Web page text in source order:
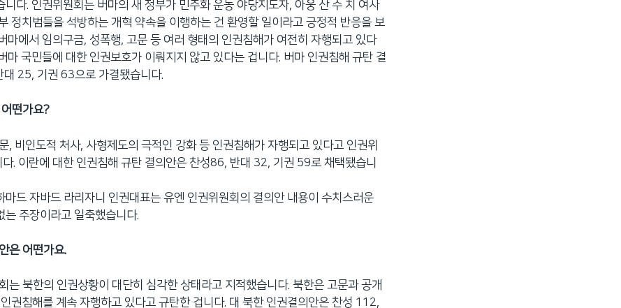
니다. 인권위원회는 버마의 새 정부가 민주화 운동 야당지도자, 아웅 산 수 치 여사
정치범들을 석방하는 개혁 약속을 이행하는 건 환영할 일이라고 긍정적 반응을 보
마에서 임의구금, 성폭행, 고문 등 여러 형태의 인권침해가 여전히 자행되고 있다
마 국민들에 대한 인권보호가 이뤄지지 않고 있다는 겁니다. 버마 인권침해 규탄 결
대 25, 기권 63으로 가결됐습니다.
떤가요?
, 비인도적 처사, 사형제도의 극적인 강화 등 인권침해가 자행되고 있다고 인권위
. 이란에 대한 인권침해 규탄 결의안은 찬성86, 반대 32, 기권 59로 채택됐습니
마드 자바드 라리자니 인권대표는 유엔 인권위원회의 결의안 내용이 수치스러운
는 주장이라고 일축했습니다.
은 어떤가요.
는 북한의 인권상황이 대단히 심각한 상태라고 지적했습니다. 북한은 고문과 공개
권침해를 계속 자행하고 있다고 규탄한 겁니다. 대 북한 인권결의안은 찬성 112,